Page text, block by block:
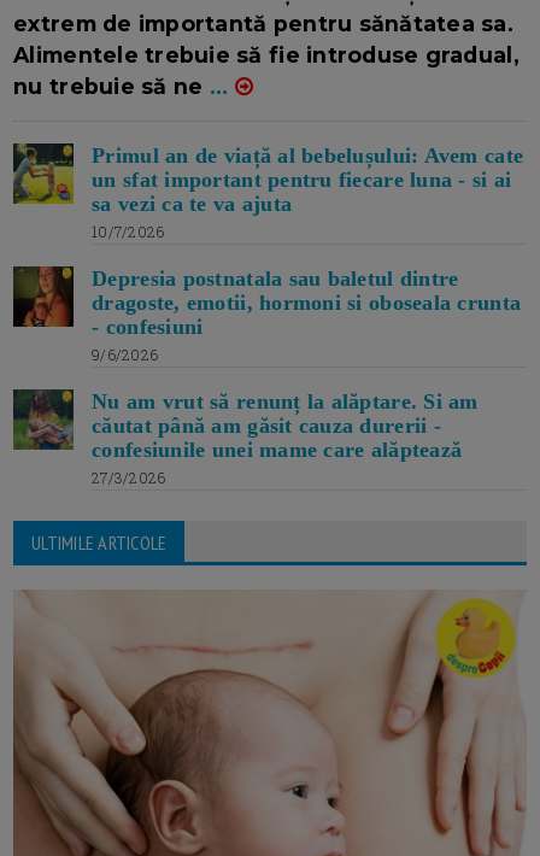
extrem de importantă pentru sănătatea sa.
Alimentele trebuie să fie introduse gradual,
nu trebuie să ne ...
Primul an de viață al bebelușului: Avem cate
un sfat important pentru fiecare luna - si ai
sa vezi ca te va ajuta
10/7/2026
Depresia postnatala sau baletul dintre
dragoste, emotii, hormoni si oboseala crunta
- confesiuni
9/6/2026
Nu am vrut să renunț la alăptare. Si am
căutat până am găsit cauza durerii -
confesiunile unei mame care alăptează
27/3/2026
ULTIMILE ARTICOLE